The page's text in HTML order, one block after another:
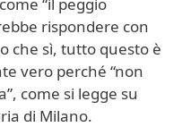
rispondere con
che sì, tutto questo è
vero perché “non
come si legge su
di Milano.